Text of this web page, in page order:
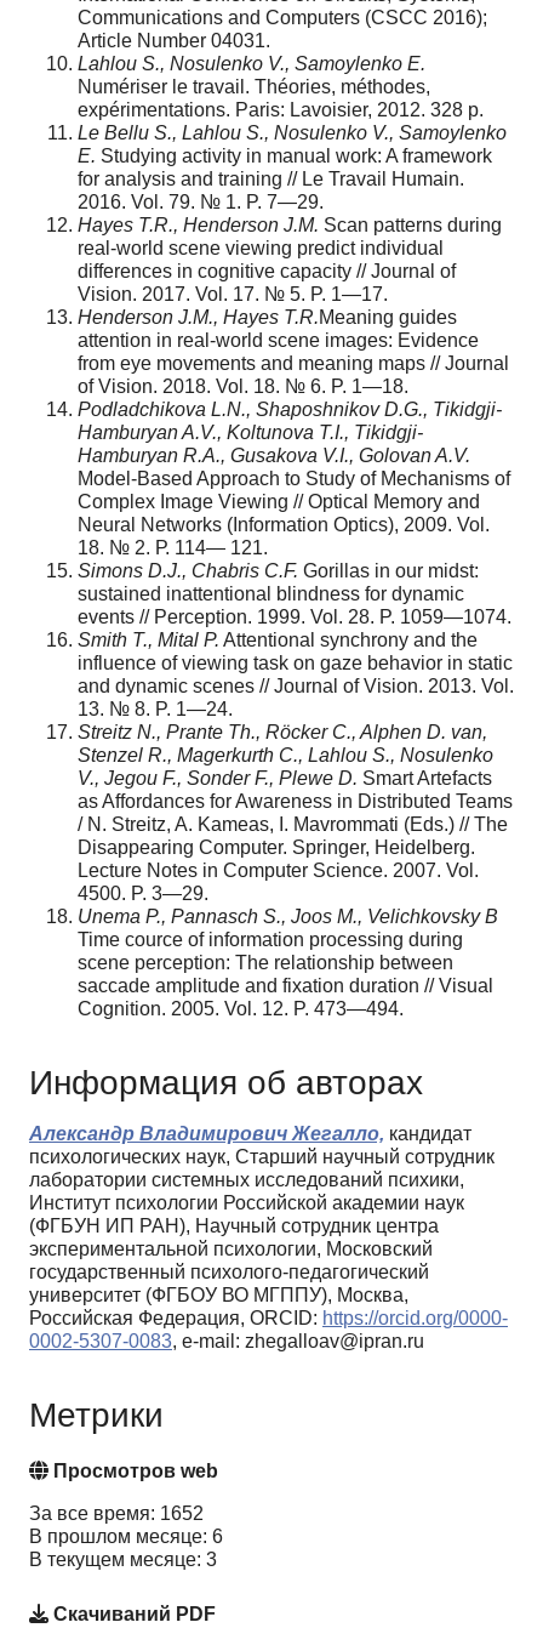
Communications and Computers (CSCC 2016);
Article Number 04031.
Lahlou S., Nosulenko V., Samoylenko E.
Numériser le travail. Théories, méthodes,
expérimentations. Paris: Lavoisier, 2012. 328 p.
Le Bellu S., Lahlou S., Nosulenko V., Samoylenko
E. Studying activity in manual work: A framework
for analysis and training // Le Travail Humain.
2016. Vol. 79. № 1. P. 7—29.
Hayes T.R., Henderson J.M. Scan patterns during
real-world scene viewing predict individual
differences in cognitive capacity // Journal of
Vision. 2017. Vol. 17. № 5. P. 1—17.
Henderson J.M., Hayes T.R.Meaning guides
attention in real-world scene images: Evidence
from eye movements and meaning maps // Journal
of Vision. 2018. Vol. 18. № 6. P. 1—18.
Podladchikova L.N., Shaposhnikov D.G., Tikidgji-
Hamburyan A.V., Koltunova T.I., Tikidgji-
Hamburyan R.A., Gusakova V.I., Golovan A.V.
Model-Based Approach to Study of Mechanisms of
Complex Image Viewing // Optical Memory and
Neural Networks (Information Optics), 2009. Vol.
18. № 2. Р. 114— 121.
Simons D.J., Chabris C.F. Gorillas in our midst:
sustained inattentional blindness for dynamic
events // Perception. 1999. Vol. 28. P. 1059—1074.
Smith T., Mital P. Attentional synchrony and the
influence of viewing task on gaze behavior in static
and dynamic scenes // Journal of Vision. 2013. Vol.
13. № 8. P. 1—24.
Streitz N., Prante Th., Röcker C., Alphen D. van,
Stenzel R., Magerkurth C., Lahlou S., Nosulenko
V., Jegou F., Sonder F., Plewe D. Smart Artefacts
as Affordances for Awareness in Distributed Teams
/ N. Streitz, A. Kameas, I. Mavrommati (Eds.) // The
Disappearing Computer. Springer, Heidelberg.
Lecture Notes in Computer Science. 2007. Vol.
4500. P. 3—29.
Unema P., Pannasch S., Joos M., Velichkovsky B
Time cource of information processing during
scene perception: The relationship between
saccade amplitude and fixation duration // Visual
Cognition. 2005. Vol. 12. P. 473—494.
Информация об авторах
Александр Владимирович Жегалло, кандидат
психологических наук, Старший научный сотрудник
лаборатории системных исследований психики,
Институт психологии Российской академии наук
(ФГБУН ИП РАН), Научный сотрудник центра
экспериментальной психологии, Московский
государственный психолого-педагогический
университет (ФГБОУ ВО МГППУ), Москва,
Российская Федерация, ORCID: https://orcid.org/0000-
0002-5307-0083, e-mail: zhegalloav@ipran.ru
Метрики
Просмотров web
За все время: 1652
В прошлом месяце: 6
В текущем месяце: 3
Скачиваний PDF